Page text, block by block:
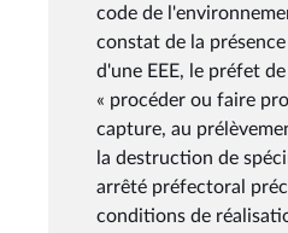
code de
constat de la
d'une EEE, le préfet
« procéder ou faire
capture, au
la destruction de
arrêté préfectoral
conditions de